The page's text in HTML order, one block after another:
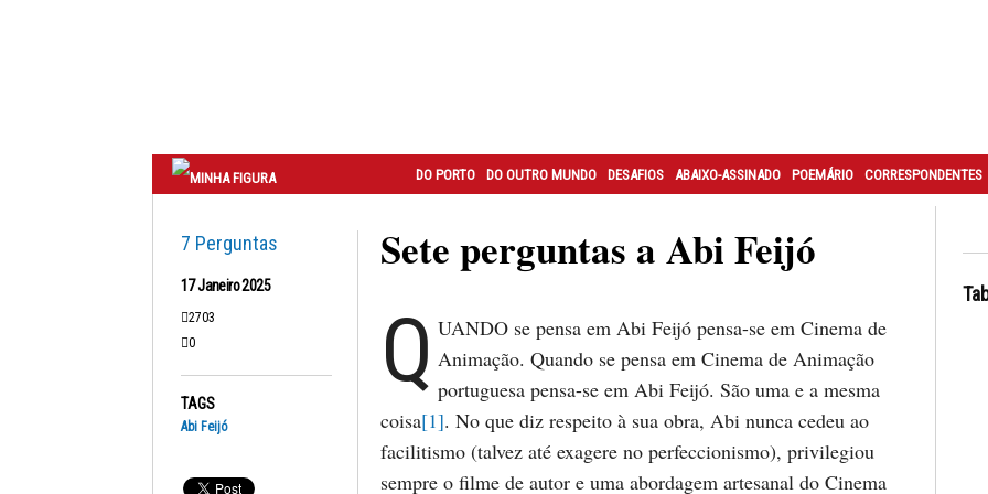
DO PORTO DO OUTRO MUNDO DESAFIOS ABAIXO-ASSINADO POEMÁRIO CORRESPONDENTES
7 Perguntas
17 Janeiro 2025
2703
0
TAGS
Abi Feijó
Sete perguntas a Abi Feijó
Q UANDO se pensa em Abi Feijó pensa-se em Cinema de
Animação. Quando se pensa em Cinema de Animação
portuguesa pensa-se em Abi Feijó. São uma e a mesma
coisa[1]. No que diz respeito à sua obra, Abi nunca cedeu ao
facilitismo (talvez até exagere no perfeccionismo), privilegiou
sempre o filme de autor e uma abordagem artesanal do Cinema